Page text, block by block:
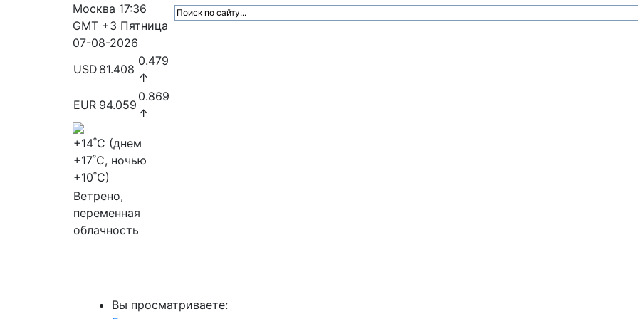
Москва 17:36
GMT +3 Пятница
07-08-2026
USD 81.408
0.479
↑
EUR 94.059
0.869
↑
+14˚C (днем
+17˚C, ночью
+10˚C)
Ветрено,
переменная
облачность
Вы просматриваете: